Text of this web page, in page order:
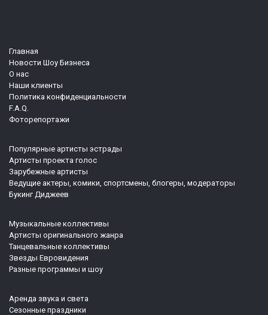
Главная
Новости Шоу Бизнеса
О нас
Наши клиенты
Политика конфиденциальности
F.A.Q.
Фоторепортажи
Популярные артисты эстрады
Артисты проекта голос
Зарубежные артисты
Ведущие актеры, комики, спортсмены, блогеры, модераторы
Букинг Диджеев
Музыкальные коллективы
Артисты оригинального жанра
Танцевальные коллективы
Звезды Евровидения
Разные программы и шоу
Аренда звука и света
Сезонные праздники